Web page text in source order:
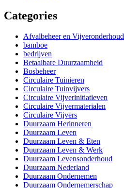
Categories
Afvalbeheer en Vijveronderhoud
bamboe
bedrijven
Betaalbare Duurzaamheid
Bosbeheer
Circulaire Tuinieren
Circulaire Tuinvijvers
Circulaire Vijverinitiatieven
Circulaire Vijvermaterialen
Circulaire Vijvers
Duurzaam Herinneren
Duurzaam Leven
Duurzaam Leven & Eten
Duurzaam Leven & Werk
Duurzaam Levensonderhoud
Duurzaam Nederland
Duurzaam Ondernemen
Duurzaam Ondernemerschap